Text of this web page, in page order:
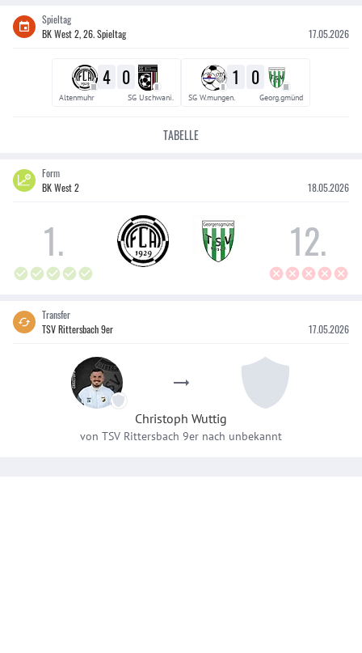
Spieltag
BK West 2, 26. Spieltag
17.05.2026
III 4 0 II
Altenmuhr SG Uschwani.
II 1 0 III
SG W.mungen. Georg.gmünd
TABELLE
Form
BK West 2
18.05.2026
1. 12.
Transfer
TSV Rittersbach 9er
17.05.2026
Christoph Wuttig
von TSV Rittersbach 9er nach unbekannt